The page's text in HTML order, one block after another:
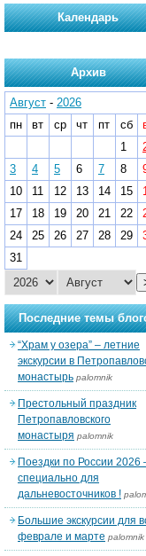
Календарь
Архив
Август - 2026
пн
вт ср чт пт сб
1
3
4 5 6 7 8
10
11 12 13 14 15
17
18 19 20 21 22
24
25 26 27 28 29
31
Последние темы
“Храм у озера” – летние
экскурсии в
монастырь palomnik
Престольный праздник
Петропавловского
монастыря palomnik
Поездки по России 2026
специально для
дальневосточников !
Большие экскурсии для
феврале и марте palomnik